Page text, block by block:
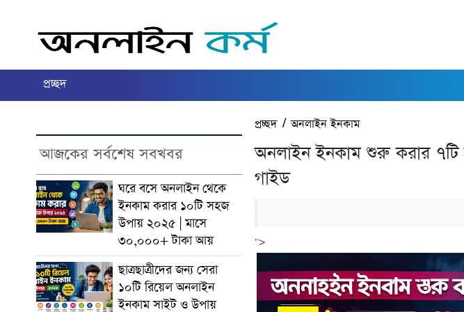
প্রচ্ছদ
আজকের সর্বশেষ সবখবর
ঘরে বসে অনলাইন থেকে
ইনকাম করার ১০টি সহজ
উপায় ২০২৫ | মাসে
৩০,০০০+ টাকা আয়
ছাত্রছাত্রীদের জন্য সেরা
১০টি রিয়েল অনলাইন
ইনকাম সাইট ও উপায়
প্রচ্ছদ/অনলাইন ইনকাম
অনলাইন ইনকাম শুরু করার ৭টি
গাইড
">